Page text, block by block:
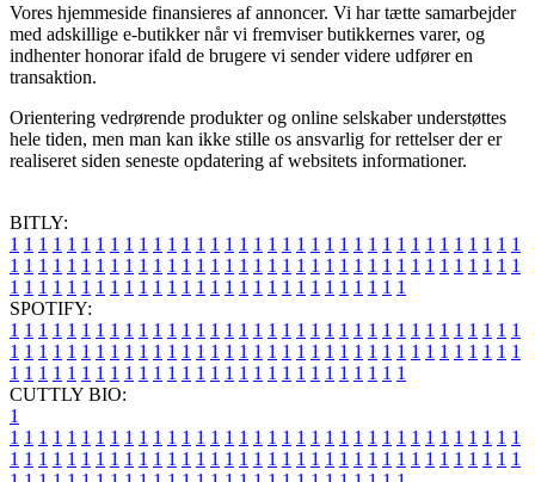
Vores hjemmeside finansieres af annoncer. Vi har tætte samarbejder
med adskillige e-butikker når vi fremviser butikkernes varer, og
indhenter honorar ifald de brugere vi sender videre udfører en
transaktion.
Orientering vedrørende produkter og online selskaber understøttes
hele tiden, men man kan ikke stille os ansvarlig for rettelser der er
realiseret siden seneste opdatering af websitets informationer.
BITLY:
1 1 1 1 1 1 1 1 1 1 1 1 1 1 1 1 1 1 1 1 1 1 1 1 1 1 1 1 1 1 1 1 1 1 1 1
1 1 1 1 1 1 1 1 1 1 1 1 1 1 1 1 1 1 1 1 1 1 1 1 1 1 1 1 1 1 1 1 1 1 1 1
1 1 1 1 1 1 1 1 1 1 1 1 1 1 1 1 1 1 1 1 1 1 1 1 1 1 1 1
SPOTIFY:
1 1 1 1 1 1 1 1 1 1 1 1 1 1 1 1 1 1 1 1 1 1 1 1 1 1 1 1 1 1 1 1 1 1 1 1
1 1 1 1 1 1 1 1 1 1 1 1 1 1 1 1 1 1 1 1 1 1 1 1 1 1 1 1 1 1 1 1 1 1 1 1
1 1 1 1 1 1 1 1 1 1 1 1 1 1 1 1 1 1 1 1 1 1 1 1 1 1 1 1
CUTTLY BIO:
1
1 1 1 1 1 1 1 1 1 1 1 1 1 1 1 1 1 1 1 1 1 1 1 1 1 1 1 1 1 1 1 1 1 1 1 1
1 1 1 1 1 1 1 1 1 1 1 1 1 1 1 1 1 1 1 1 1 1 1 1 1 1 1 1 1 1 1 1 1 1 1 1